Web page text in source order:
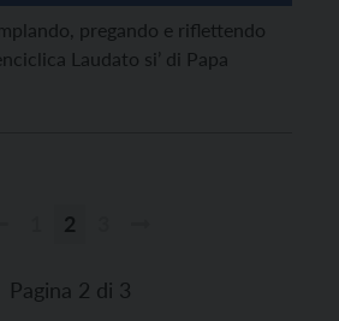
pregando e riflettendo
Laudato si’ di Papa
Paginazione
articoli
2
Pagina 2 di 3